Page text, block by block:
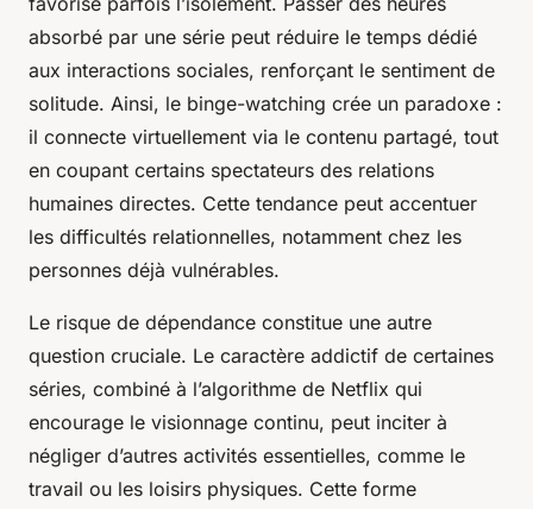
absorbé par une série peut réduire le temps dédié
aux interactions sociales, renforçant le sentiment de
solitude. Ainsi, le binge-watching crée un paradoxe :
il connecte virtuellement via le contenu partagé, tout
en coupant certains spectateurs des relations
humaines directes. Cette tendance peut accentuer
les difficultés relationnelles, notamment chez les
personnes déjà vulnérables.
Le risque de dépendance constitue une autre
question cruciale. Le caractère addictif de certaines
séries, combiné à l’algorithme de Netflix qui
encourage le visionnage continu, peut inciter à
négliger d’autres activités essentielles, comme le
travail ou les loisirs physiques. Cette forme